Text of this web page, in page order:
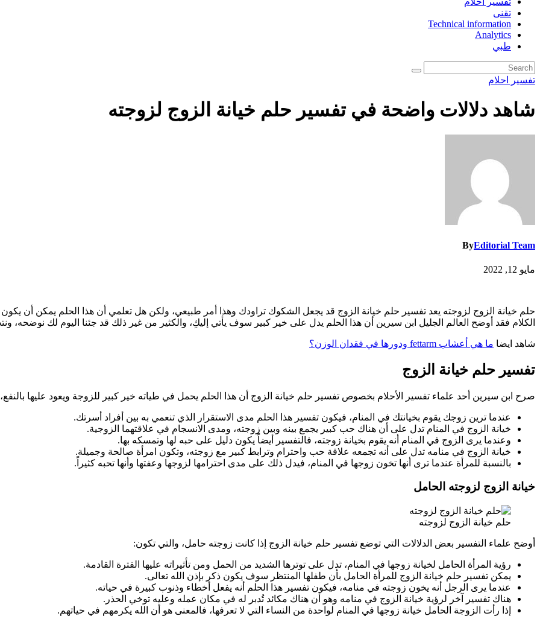
تقنى
Technical information
Analytics
طبي
تفسير احلام
شاهد دلالات واضحة في تفسير حلم خيانة الزوج لزوجته
ByEditorial Team
مايو 12, 2022
حلم خيانة الزوج لزوجته يعد تفسير حلم خيانة الزوج قد يجعل الشكوك تراودك وهذا أمر طبيعي، ولكن هل تعلمي أن هذا الحلم يمكن أن يكون
الكلام فقد أوضح العالم الجليل ابن سيرين أن هذا الحلم يدل على خير كبير سوف يأتي إليكِ، والكثير من غير ذلك قد جئنا اليوم لك نوضحه،
شاهد ايضا ما هي أعشاب fettarm ودورها في فقدان الوزن؟
تفسير حلم خيانة الزوج
صرح ابن سيرين أحد علماء تفسير الأحلام بخصوص تفسير حلم خيانة الزوج أن هذا الحلم يحمل في طياته خير كبير للزوجة ويعود عليها
عندما ترين زوجك يقوم بخيانتك في المنام، فيكون تفسير هذا الحلم مدى الاستقرار الذي تنعمي به بين أفراد أسرتك.
خيانة الزوج في المنام تدل على أن هناك حب كبير يجمع بينه وبين زوجته، ومدى الانسجام في علاقتهما الزوجية.
وعندما يرى الزوج في المنام أنه يقوم بخيانة زوجته، فالتفسير أيضاً يكون دليل على حبه لها وتمسكه بها.
خيانة الزوج في منامه تدل على أنه تجمعه علاقة حب واحترام وترابط كبير مع زوجته، وتكون امرأة صالحة وجميلة.
بالنسبة للمرأة عندما ترى أنها تخون زوجها في المنام، فيدل ذلك على مدى احترامها لزوجها وعفتها وأنها تحبه كثيراً.
خيانة الزوج لزوجته الحامل
حلم خيانة الزوج لزوجته
أوضح علماء التفسير بعض الدلالات التي توضع تفسير حلم خيانة الزوج إذا كانت زوجته حامل، والتي تكون:
رؤية المرأة الحامل لخيانة زوجها في المنام، تدل على توترها الشديد من الحمل ومن تأثيراته عليها الفترة القادمة.
يمكن تفسير حلم خيانة الزوج للمرأة الحامل بأن طفلها المنتظر سوف يكون ذكر بإذن الله تعالى.
عندما يرى الرجل أنه يخون زوجته في منامه، فيكون تفسير هذا الحلم أنه يفعل أخطاء وذنوب كبيرة في حياته.
هناك تفسير آخر لرؤية خيانة الزوج في منامه وهو أن هناك مكائد تُدبر له في مكان عمله وعليه توخي الحذر.
إذا رأت الزوجة الحامل خيانة زوجها في المنام لواحدة من النساء التي لا تعرفها، فالمعنى هو أن الله يكرمهم في حياتهم.